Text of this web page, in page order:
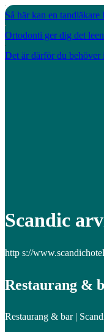
Så här kan en
Ortodonti ger dig det
Det är därför du behöver
Scandic
http s://
Restaurang &
Restaurang & bar |